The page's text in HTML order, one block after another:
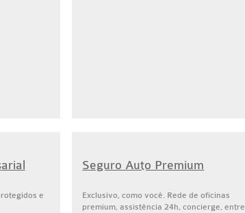
e
Seguro Auto Premium
Exclusivo, como você. Rede de oficinas
premium, assistência 24h, concierge, entre